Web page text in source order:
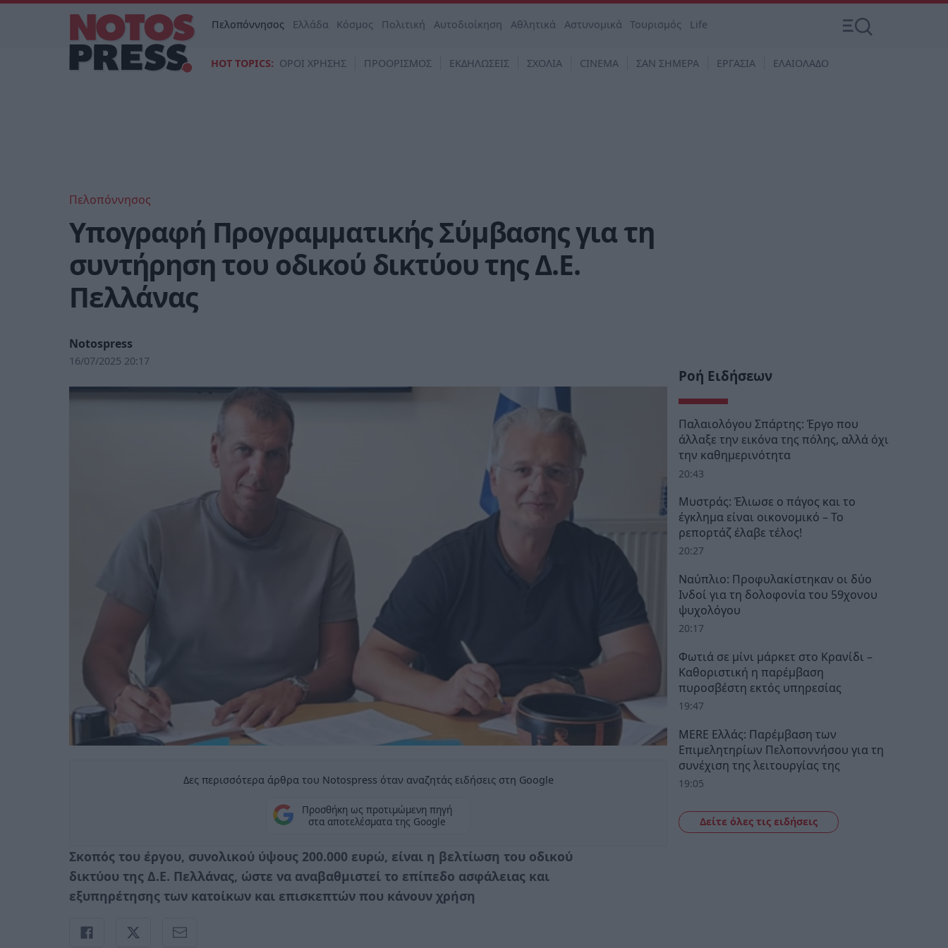
Πελοπόννησος Ελλάδα Κόσμος Πολιτική Αυτοδιοίκηση Αθλητικά Αστυνομικά Τουρισμός Life
HOT TOPICS: ΟΡΟΙ ΧΡΗΣΗΣ ΠΡΟΟΡΙΣΜΟΣ ΕΚΔΗΛΩΣΕΙΣ ΣΧΟΛΙΑ CINEMA ΣΑΝ ΣΗΜΕΡΑ ΕΡΓΑΣΙΑ ΕΛΑΙΟΛΑΔΟ
Πελοπόννησος
Υπογραφή Προγραμματικής Σύμβασης για τη
συντήρηση του οδικού δικτύου της Δ.Ε.
Πελλάνας
Notospress
16/07/2025 20:17
Δες περισσότερα άρθρα του Notospress όταν αναζητάς ειδήσεις στη Google
Προσθήκη ως προτιμώμενη πηγή
στα αποτελέσματα της Google
Σκοπός του έργου, συνολικού ύψους 200.000 ευρώ, είναι η βελτίωση του οδικού
δικτύου της Δ.Ε. Πελλάνας, ώστε να αναβαθμιστεί το επίπεδο ασφάλειας και
εξυπηρέτησης των κατοίκων και επισκεπτών που κάνουν χρήση
Ροή Ειδήσεων
Παλαιολόγου Σπάρτης: Έργο που
άλλαξε την εικόνα της πόλης, αλλά όχι
την καθημερινότητα
20:43
Μυστράς: Έλιωσε ο πάγος και το
έγκλημα είναι οικονομικό – Το
ρεπορτάζ έλαβε τέλος!
20:27
Ναύπλιο: Προφυλακίστηκαν οι δύο
Ινδοί για τη δολοφονία του 59χονου
ψυχολόγου
20:17
Φωτιά σε μίνι μάρκετ στο Κρανίδι –
Καθοριστική η παρέμβαση
πυροσβέστη εκτός υπηρεσίας
19:47
MERE Ελλάς: Παρέμβαση των
Επιμελητηρίων Πελοποννήσου για τη
συνέχιση της λειτουργίας της
19:05
Δείτε όλες τις ειδήσεις